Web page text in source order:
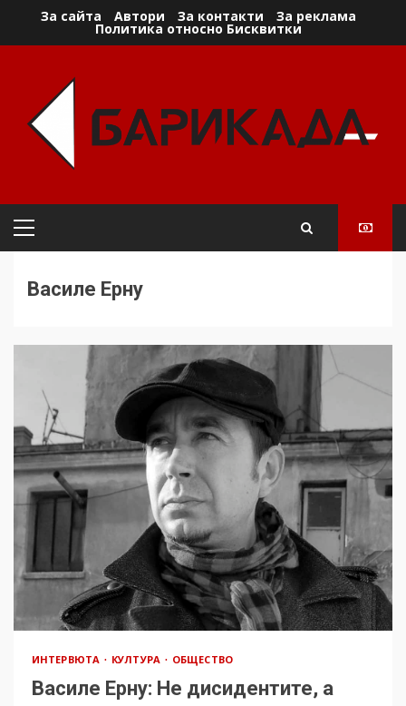
За сайта Автори За контакти За реклама
Политика относно Бисквитки
Primary
Василе Ерну
ИНТЕРВЮТА КУЛТУРА ОБЩЕСТВО
Василе Ерну: Не дисидентите, а